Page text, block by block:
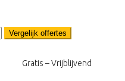
Vergelijk offertes
Gratis – Vrijblijvend